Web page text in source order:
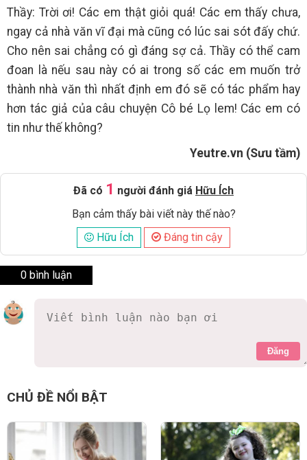
Thầy: Trời ơi! Các em thật giỏi quá! Các em thấy chưa,
ngay cả nhà văn vĩ đại mà cũng có lúc sai sót đấy chứ.
Cho nên sai chẳng có gì đáng sợ cả. Thầy có thể cam
đoan là nếu sau này có ai trong số các em muốn trở
thành nhà văn thì nhất định em đó sẽ có tác phẩm hay
hơn tác giả của câu chuyện Cô bé Lọ lem! Các em có
tin như thế không?
Yeutre.vn (Sưu tầm)
Đã có 1 người đánh giá Hữu Ích
Bạn cảm thấy bài viết này thế nào?
Hữu Ích
Đáng tin cậy
0 bình luận
Đăng
CHỦ ĐỀ NỔI BẬT